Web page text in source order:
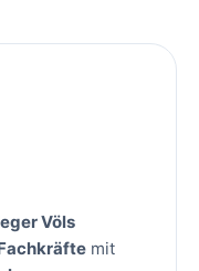
Völs
mit